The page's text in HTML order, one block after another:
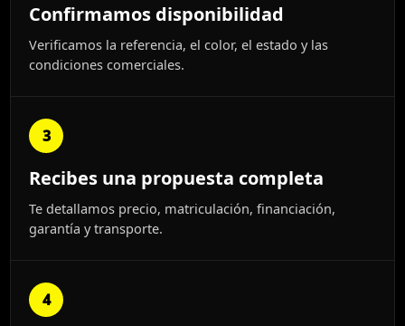
Confirmamos disponibilidad
Verificamos la referencia, el color, el estado y las
condiciones comerciales.
3
Recibes una propuesta completa
Te detallamos precio, matriculación, financiación,
garantía y transporte.
4